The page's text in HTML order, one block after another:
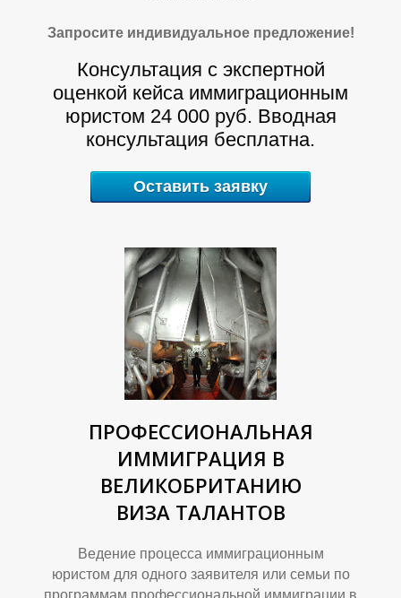
Г
А
Запросите индивидуальное предложение!
Консультация с экспертной
оценкой кейса иммиграционным
юристом 24 000 руб. Вводная
консультация бесплатна.
Оставить заявку
ПРОФЕССИОНАЛЬНАЯ
ИММИГРАЦИЯ В
ВЕЛИКОБРИТАНИЮ
ВИЗА ТАЛАНТОВ
Ведение процесса иммиграционным
юристом для одного заявителя или семьи по
программам профессиональной иммиграции в